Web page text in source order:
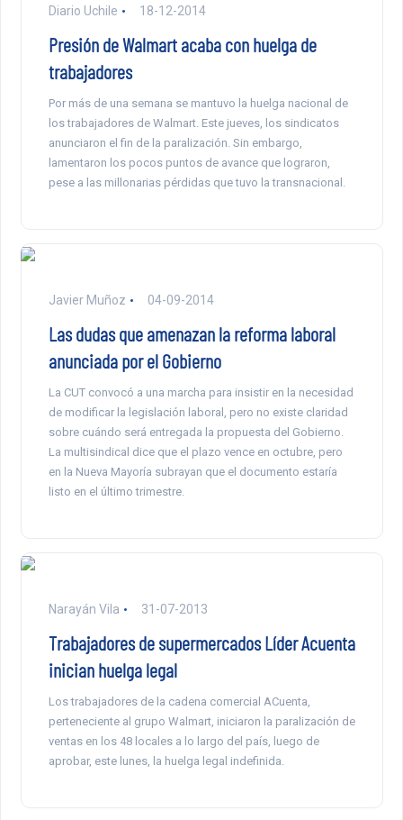
Diario Uchile 18-12-2014
Presión de Walmart acaba con huelga de
trabajadores
Por más de una semana se mantuvo la huelga nacional de
los trabajadores de Walmart. Este jueves, los sindicatos
anunciaron el fin de la paralización. Sin embargo,
lamentaron los pocos puntos de avance que lograron,
pese a las millonarias pérdidas que tuvo la transnacional.
Javier Muñoz 04-09-2014
Las dudas que amenazan la reforma laboral
anunciada por el Gobierno
La CUT convocó a una marcha para insistir en la necesidad
de modificar la legislación laboral, pero no existe claridad
sobre cuándo será entregada la propuesta del Gobierno.
La multisindical dice que el plazo vence en octubre, pero
en la Nueva Mayoría subrayan que el documento estaría
listo en el último trimestre.
Narayán Vila 31-07-2013
Trabajadores de supermercados Líder Acuenta
inician huelga legal
Los trabajadores de la cadena comercial ACuenta,
perteneciente al grupo Walmart, iniciaron la paralización de
ventas en los 48 locales a lo largo del país, luego de
aprobar, este lunes, la huelga legal indefinida.